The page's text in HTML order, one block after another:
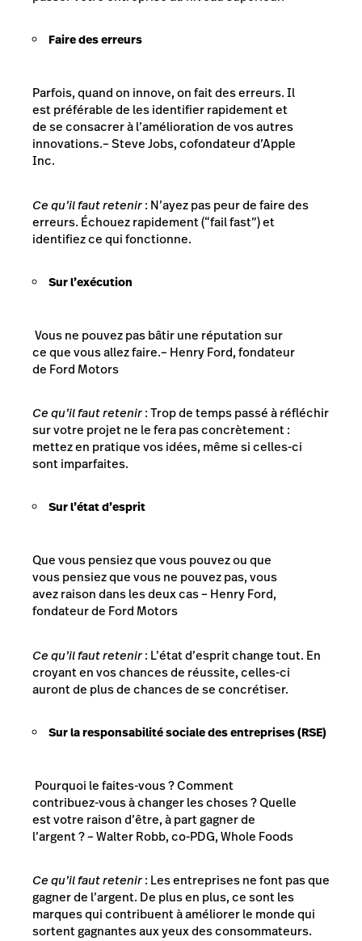
Faire des erreurs
Parfois, quand on innove, on fait des erreurs. Il
est préférable de les identifier rapidement et
de se consacrer à l’amélioration de vos autres
innovations.– Steve Jobs, cofondateur d’Apple
Inc.
Ce qu’il faut retenir: N’ayez pas peur de faire des
erreurs. Échouez rapidement (“fail fast”) et
identifiez ce qui fonctionne.
Sur l’exécution
Vous ne pouvez pas bâtir une réputation sur
ce que vous allez faire.– Henry Ford, fondateur
de Ford Motors
Ce qu’il faut retenir: Trop de temps passé à réfléchir
sur votre projet ne le fera pas concrètement :
mettez en pratique vos idées, même si celles-ci
sont imparfaites.
Sur l’état d’esprit
Que vous pensiez que vous pouvez ou que
vous pensiez que vous ne pouvez pas, vous
avez raison dans les deux cas– Henry Ford,
fondateur de Ford Motors
Ce qu’il faut retenir: L’état d’esprit change tout. En
croyant en vos chances de réussite, celles-ci
auront de plus de chances de se concrétiser.
Sur la responsabilité sociale des entreprises (RSE)
Pourquoi le faites-vous ? Comment
contribuez-vous à changer les choses ? Quelle
est votre raison d’être, à part gagner de
l’argent ?– Walter Robb, co-PDG, Whole Foods
Ce qu’il faut retenir: Les entreprises ne font pas que
gagner de l’argent. De plus en plus, ce sont les
marques qui contribuent à améliorer le monde qui
sortent gagnantes aux yeux des consommateurs.